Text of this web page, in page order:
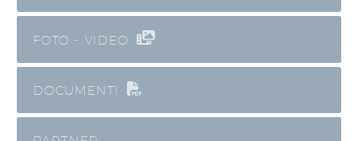
FOTO - VIDEO
DOCUMENTI